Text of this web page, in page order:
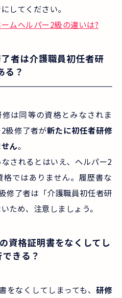
してください。
ムヘルパー2級の違いは?
者は介護職員初任者研
る？
は同等の資格とみなされま
級修了者が新たに初任者研修
ん。
されるとはいえ、ヘルパー2
ではありません。履歴書な
修了者は「介護職員初任者研
ため、注意しましょう。
資格証明書をなくしてし
きる？
なくしてしまっても、 研修